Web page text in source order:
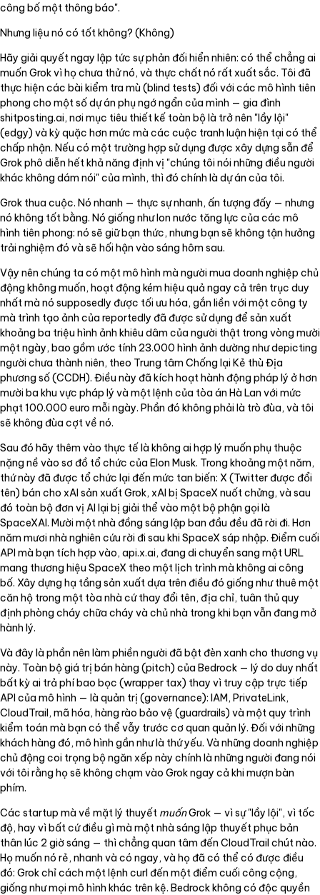
công bố một thông báo".
Nhưng liệu nó có tốt không? (Không)
Hãy giải quyết ngay lập tức sự phản đối hiển nhiên: có thể chẳng ai
muốn Grok vì họ chưa thử nó, và thực chất nó rất xuất sắc. Tôi đã
thực hiện các bài kiểm tra mù (blind tests) đối với các mô hình tiên
phong cho một số dự án phụ ngớ ngẩn của mình — gia đình
shitposting.ai, nơi mục tiêu thiết kế toàn bộ là trở nên "lầy lội"
(edgy) và kỳ quặc hơn mức mà các cuộc tranh luận hiện tại có thể
chấp nhận. Nếu có một trường hợp sử dụng được xây dựng sẵn để
Grok phô diễn hết khả năng định vị "chúng tôi nói những điều người
khác không dám nói" của mình, thì đó chính là dự án của tôi.
Grok thua cuộc. Nó nhanh — thực sự nhanh, ấn tượng đấy — nhưng
nó không tốt bằng. Nó giống như lon nước tăng lực của các mô
hình tiên phong: nó sẽ giữ bạn thức, nhưng bạn sẽ không tận hưởng
trải nghiệm đó và sẽ hối hận vào sáng hôm sau.
Vậy nên chúng ta có một mô hình mà người mua doanh nghiệp chủ
động không muốn, hoạt động kém hiệu quả ngay cả trên trục duy
nhất mà nó supposedly được tối ưu hóa, gắn liền với một công ty
mà trình tạo ảnh của reportedly đã được sử dụng để sản xuất
khoảng ba triệu hình ảnh khiêu dâm của người thật trong vòng mười
một ngày, bao gồm ước tính 23.000 hình ảnh dường như depicting
người chưa thành niên, theo Trung tâm Chống lại Kẻ thù Địa
phương số (CCDH). Điều này đã kích hoạt hành động pháp lý ở hơn
mười ba khu vực pháp lý và một lệnh của tòa án Hà Lan với mức
phạt 100.000 euro mỗi ngày. Phần đó không phải là trò đùa, và tôi
sẽ không đùa cợt về nó.
Sau đó hãy thêm vào thực tế là không ai hợp lý muốn phụ thuộc
nặng nề vào sơ đồ tổ chức của Elon Musk. Trong khoảng một năm,
thứ này đã được tổ chức lại đến mức tan biến: X (Twitter được đổi
tên) bán cho xAI sản xuất Grok, xAI bị SpaceX nuốt chửng, và sau
đó toàn bộ đơn vị AI lại bị giải thể vào một bộ phận gọi là
SpaceXAI. Mười một nhà đồng sáng lập ban đầu đều đã rời đi. Hơn
năm mươi nhà nghiên cứu rời đi sau khi SpaceX sáp nhập. Điểm cuối
API mà bạn tích hợp vào, api.x.ai, đang di chuyển sang một URL
mang thương hiệu SpaceX theo một lịch trình mà không ai công
bố. Xây dựng hạ tầng sản xuất dựa trên điều đó giống như thuê một
căn hộ trong một tòa nhà cứ thay đổi tên, địa chỉ, tuân thủ quy
định phòng cháy chữa cháy và chủ nhà trong khi bạn vẫn đang mở
hành lý.
Và đây là phần nên làm phiền người đã bật đèn xanh cho thương vụ
này. Toàn bộ giá trị bán hàng (pitch) của Bedrock — lý do duy nhất
bất kỳ ai trả phí bao bọc (wrapper tax) thay vì truy cập trực tiếp
API của mô hình — là quản trị (governance): IAM, PrivateLink,
CloudTrail, mã hóa, hàng rào bảo vệ (guardrails) và một quy trình
kiểm toán mà bạn có thể vẫy trước cơ quan quản lý. Đối với những
khách hàng đó, mô hình gần như là thứ yếu. Và những doanh nghiệp
chủ động coi trọng bộ ngăn xếp này chính là những người đang nói
với tôi rằng họ sẽ không chạm vào Grok ngay cả khi mượn bàn
phím.
Các startup mà về mặt lý thuyết muốnGrok — vì sự "lầy lội", vì tốc
độ, hay vì bất cứ điều gì mà một nhà sáng lập thuyết phục bản
thân lúc 2 giờ sáng — thì chẳng quan tâm đến CloudTrail chút nào.
Họ muốn nó rẻ, nhanh và có ngay, và họ đã có thể có được điều
đó: Grok chỉ cách một lệnh curl đến một điểm cuối công cộng,
giống như mọi mô hình khác trên kệ. Bedrock không có độc quyền